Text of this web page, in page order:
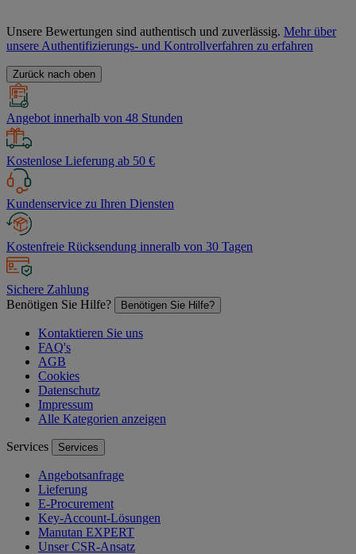
Unsere Bewertungen sind authentisch und zuverlässig. Mehr über
unsere Authentifizierungs- und Kontrollverfahren zu erfahren
Zurück nach oben
Angebot innerhalb von 48 Stunden
Kostenlose Lieferung ab 50 €
Kundenservice zu Ihren Diensten
Kostenfreie Rücksendung inneralb von 30 Tagen
Sichere Zahlung
Benötigen Sie Hilfe?
Benötigen Sie Hilfe?
Kontaktieren Sie uns
FAQ's
AGB
Cookies
Datenschutz
Impressum
Alle Kategorien anzeigen
Services Services
Angebotsanfrage
Lieferung
E-Procurement
Key-Account-Lösungen
Manutan EXPERT
Unser CSR-Ansatz